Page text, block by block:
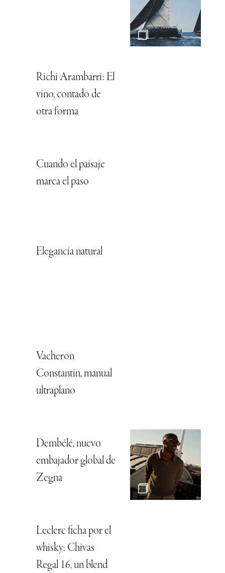
Richi Arambarri: El
vino, contado de
otra forma
Cuando el paisaje
marca el paso
Elegancia natural
Vacheron
Constantin, manual
ultraplano
Dembélé, nuevo
embajador global de
Zegna
Leclerc ficha por el
whisky: Chivas
Regal 16, un blend